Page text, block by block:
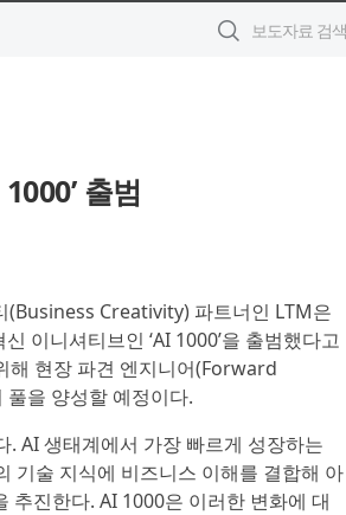
출범
(Business Creativity) 파트너인 LTM은
이니셔티브인 ‘AI 1000’을 출범했다고
해 현장 파견 엔지니어(Forward
을 양성할 예정이다.
AI 생태계에서 가장 빠르게 성장하는
기술 지식에 비즈니스 이해를 결합해 아
추진한다. AI 1000은 이러한 변화에 대